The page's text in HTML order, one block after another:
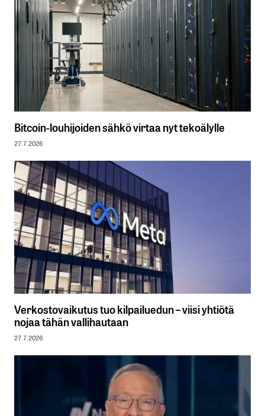
Bitcoin-louhijoiden sähkö virtaa nyt tekoälylle
27.7.2026
Verkostovaikutus tuo kilpailuedun – viisi yhtiötä
nojaa tähän vallihautaan
27.7.2026